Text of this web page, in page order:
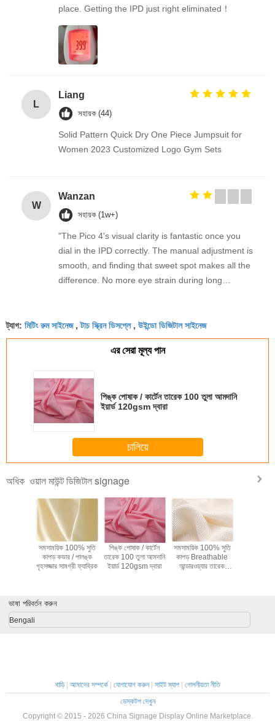
place. Getting the IPD just right eliminated！
L
Liang
সহায়ক (44)
Solid Pattern Quick Dry One Piece Jumpsuit for
Women 2023 Customized Logo Gym Sets
W
Wanzan
সহায়ক (1w+)
"The Pico 4's visual clarity is fantastic once you
dial in the IPD correctly. The manual adjustment is
smooth, and finding that sweet spot makes all the
difference. No more eye strain during long
fantastic once you dial in the IPD correctly. The
manual adjustment is smooth, and finding that
sweet spot makes all the difference. No more eye
taking the time to set it up properly!""The Pico 4's
visual clarity is fantastic once you dial in the IPD
correctly. The manual adjustment is smooth, and
No more eye strain during long sessions. Highly
recommend taking the time to set it up
once you dial in the IPD correctly. The manual
adjustment is smooth, and finding that sweet spot
makes all the difference. No more eye strain
during long sessions. Highly r
ট্যাগ: মিটিং রুম সাইনেজ,টাচ স্ক্রিন ডিসপ্লে, উইন্ডো ডিজিটাল সাইনেজ
এর সেরা মূল্য পান
পিঙ্ক পোষাক / কার্টেন তারেক 100 তুলা আমদানি
ইয়ার্ড 120gsm দ্বারা
চালিয়ে
অধিক ওয়াল মাউন্ট ডিজিটাল signage
সমসাময়িক 100% সুতি
কাপড় কভার / পালঙ্ক
গৃহসজ্জার সামগ্রী ফ্যাব্রিক
পিঙ্ক পোষাক / কার্টেন
তারেক 100 তুলা আমদানি
ইয়ার্ড 120gsm দ্বারা
সমসাময়িক 100% সুতি
কাপড় Breathable
আন্ডারওয়্যার তারেক
ভাষা পরিবর্তন করুন
Bengali
বাড়ি| আমাদের সম্পর্কে| যোগাযোগ করুন| সাইট ম্যাপ| গোপনীয়তা নীতি
ডেস্কটপ দেখুন
Copyright © 2015 - 2026 China Signage Display Online Marketplace.